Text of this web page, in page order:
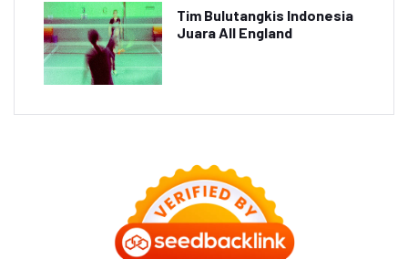
Tim Bulutangkis Indonesia
Juara All England